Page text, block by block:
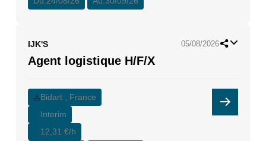
IJK'S 05/08/2026
Agent logistique H/F/X
Bidart , France
Interim
12,31 €/h